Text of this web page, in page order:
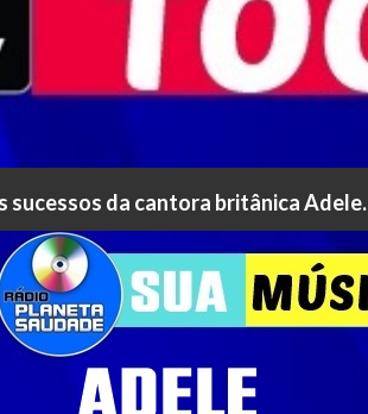
sucessos da cantora britânica Adele.